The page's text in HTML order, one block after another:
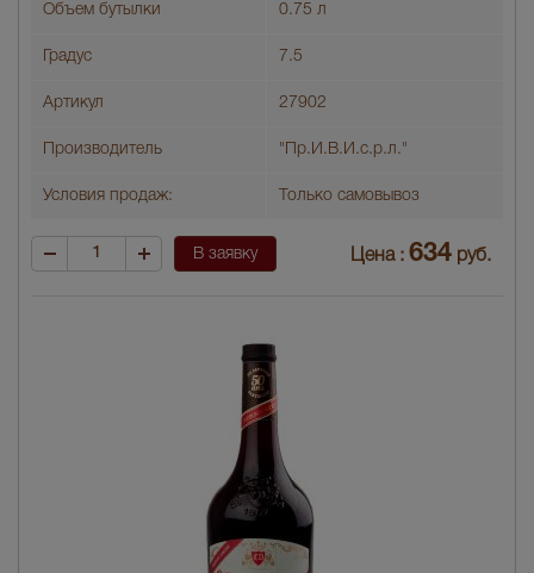
Объем бутылки 0.75 л
Градус 7.5
Артикул 27902
Производитель "Пр.И.В.И.с.р.л."
Условия продаж: Только самовывоз
В заявку Цена : 634 руб.